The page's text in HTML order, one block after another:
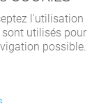
l'utilisation
sont utilisés pour
possible.